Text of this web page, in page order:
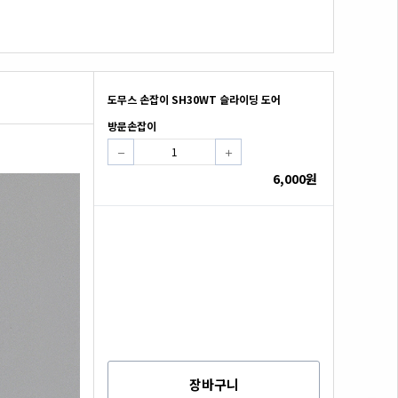
도무스 손잡이 SH30WT 슬라이딩 도어
방문손잡이
6,000원
장바구니